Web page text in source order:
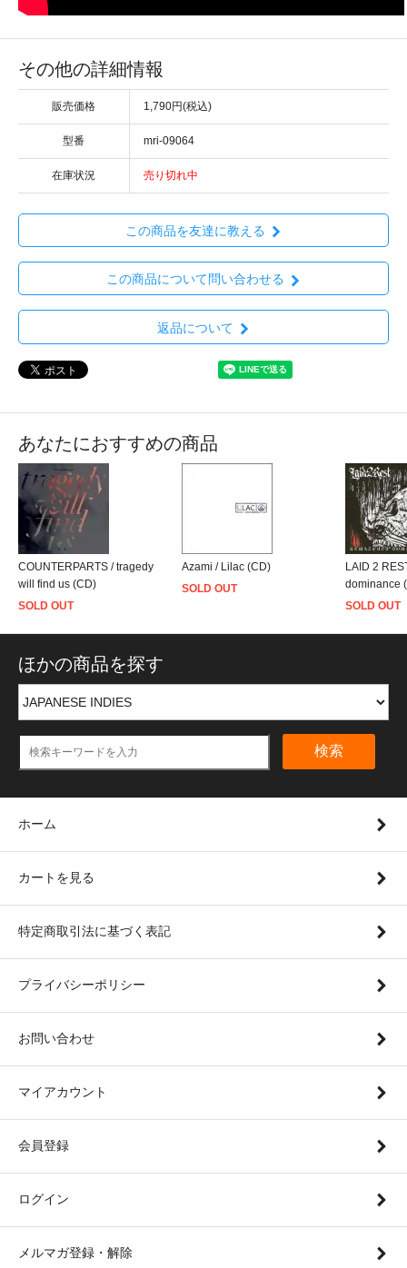
その他の詳細情報
販売価格 1,790円(税込)
型番 mri-09064
在庫状況 売り切れ中
この商品を友達に教える
この商品について問い合わせる
返品について
あなたにおすすめの商品
COUNTERPARTS / tragedy
will find us (CD)
SOLD OUT
Azami / Lilac (CD)
SOLD OUT
LAID 2
dominance
SOLD OUT
ほかの商品を探す
検索
ホーム
カートを見る
特定商取引法に基づく表記
プライバシーポリシー
お問い合わせ
マイアカウント
会員登録
ログイン
メルマガ登録・解除